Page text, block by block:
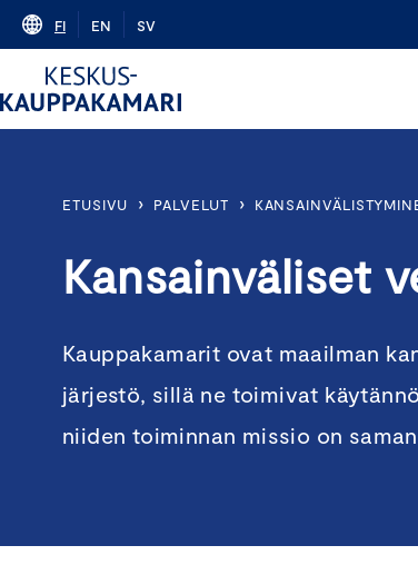
Skip
content
FI EN SV
ETUSIVU › PALVELUT ›
Kansainväliset
Kauppakamarit ovat maailman
järjestö, sillä ne toimivat
niiden toiminnan missio on